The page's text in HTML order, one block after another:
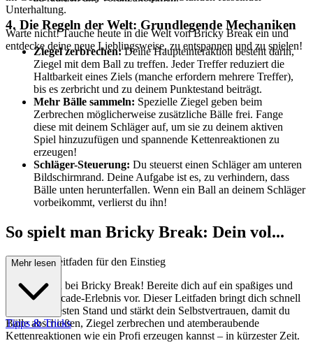
Unterhaltung.
Warte nicht! Tauche heute in die Welt von Bricky Break ein und
entdecke deine neue Lieblingsweise, zu entspannen und zu spielen!
4. Die Regeln der Welt: Grundlegende Mechaniken
Ziegel zerbrechen:Deine Haupteinteraktion besteht darin,
Ziegel mit dem Ball zu treffen. Jeder Treffer reduziert die
Haltbarkeit eines Ziels (manche erfordern mehrere Treffer),
bis es zerbricht und zu deinem Punktestand beiträgt.
Mehr Bälle sammeln: Spezielle Ziegel geben beim
Zerbrechen möglicherweise zusätzliche Bälle frei. Fange
diese mit deinem Schläger auf, um sie zu deinem aktiven
Spiel hinzuzufügen und spannende Kettenreaktionen zu
erzeugen!
Schläger-Steuerung: Du steuerst einen Schläger am unteren
Bildschirmrand. Deine Aufgabe ist es, zu verhindern, dass
Bälle unten herunterfallen. Wenn ein Ball an deinem Schläger
vorbeikommt, verlierst du ihn!
So spielt man Bricky Break: Dein vol...
lständiger Leitfaden für den Einstieg
Willkommen bei Bricky Break! Bereite dich auf ein spaßiges und
einfaches Arcade-Erlebnis vor. Dieser Leitfaden bringt dich schnell
auf den neuesten Stand und stärkt dein Selbstvertrauen, damit du
Bälle abschießen, Ziegel zerbrechen und atemberaubende
Kettenreaktionen wie ein Profi erzeugen kannst – in kürzester Zeit.
Mehr lesen
Tipps & Tricks